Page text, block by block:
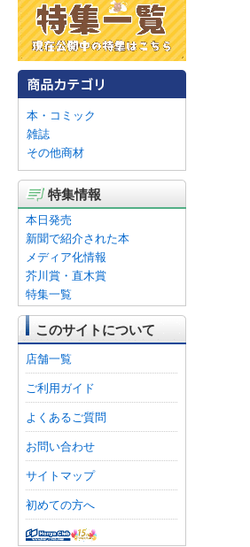
本・コミック
雑誌
その他商材
特集情報
本日発売
新聞で紹介された本
メディア化情報
芥川賞・直木賞
特集一覧
このサイトについて
店舗一覧
ご利用ガイド
よくあるご質問
お問い合わせ
サイトマップ
初めての方へ